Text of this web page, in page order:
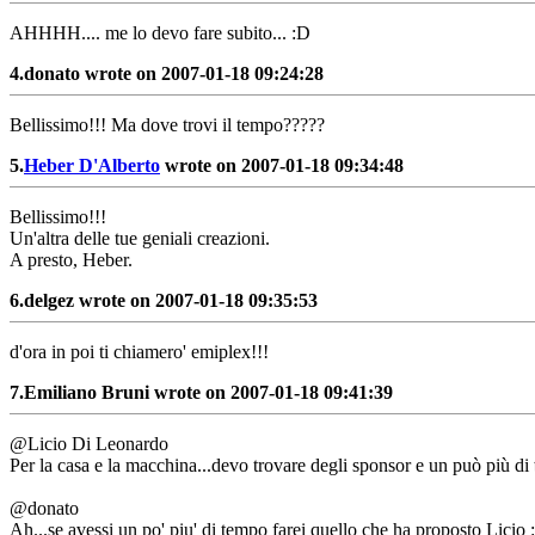
AHHHH.... me lo devo fare subito... :D
4.donato wrote on 2007-01-18 09:24:28
Bellissimo!!! Ma dove trovi il tempo?????
5.Heber D'Alberto wrote on 2007-01-18 09:34:48
Bellissimo!!!
Un'altra delle tue geniali creazioni.
A presto, Heber.
6.delgez wrote on 2007-01-18 09:35:53
d'ora in poi ti chiamero' emiplex!!!
7.Emiliano Bruni wrote on 2007-01-18 09:41:39
@Licio Di Leonardo
Per la casa e la macchina...devo trovare degli sponsor e un può più
@donato
Ah...se avessi un po' piu' di tempo farei quello che ha proposto Licio